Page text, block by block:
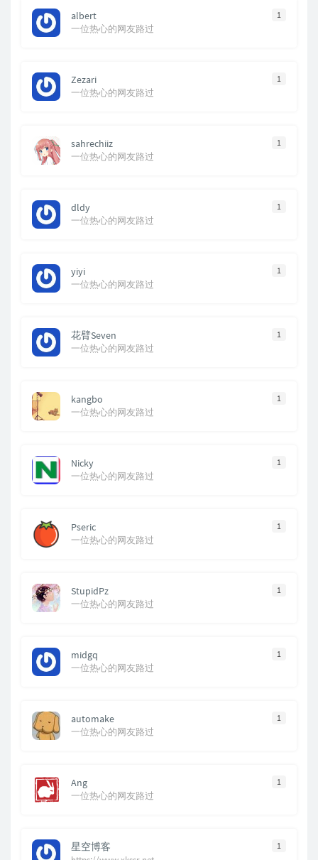
1
albert
一位热心的网友路过
1
Zezari
一位热心的网友路过
1
sahrechiiz
一位热心的网友路过
1
dldy
一位热心的网友路过
1
yiyi
一位热心的网友路过
1
花臂Seven
一位热心的网友路过
1
kangbo
一位热心的网友路过
1
Nicky
一位热心的网友路过
1
Pseric
一位热心的网友路过
1
StupidPz
一位热心的网友路过
1
midgq
一位热心的网友路过
1
automake
一位热心的网友路过
1
Ang
一位热心的网友路过
1
星空博客